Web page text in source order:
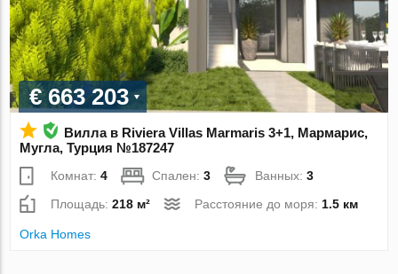
€ 663 203
Вилла в Riviera Villas Marmaris 3+1, Мармарис,
Мугла, Турция №187247
Комнат:4 Спален:3 Ванных:3
Площадь:218 м² Расстояние до моря: 1.5 км
Orka Homes